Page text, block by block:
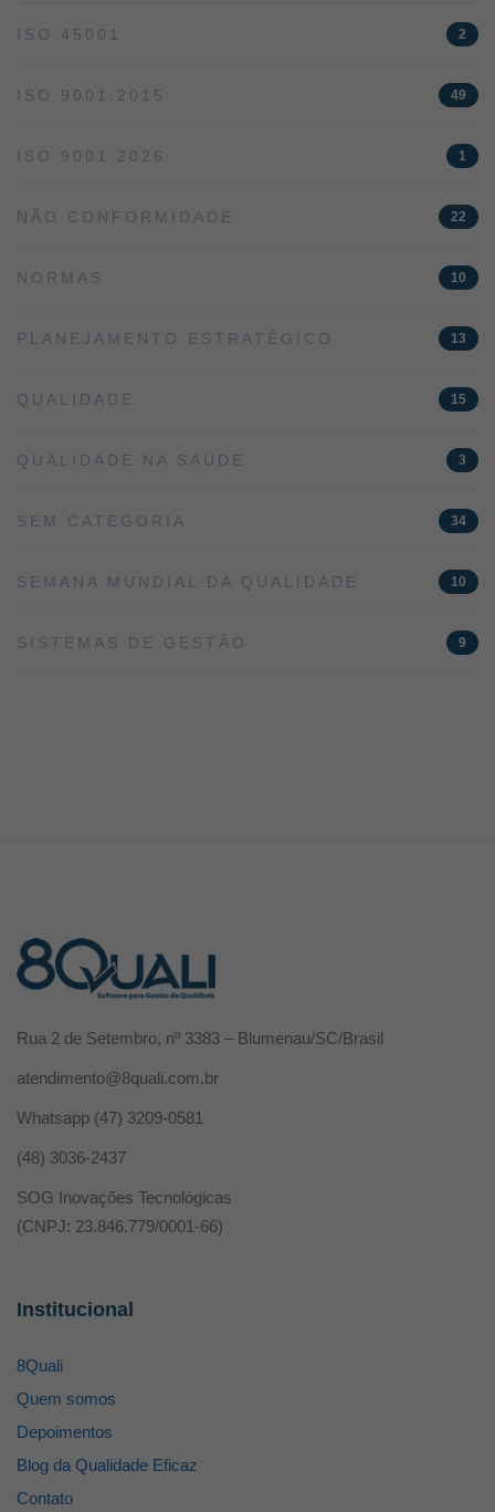
ISO 45001 2
ISO 9001:2015 49
ISO 9001:2026 1
NÃO CONFORMIDADE 22
NORMAS 10
PLANEJAMENTO ESTRATÉGICO 13
QUALIDADE 15
QUALIDADE NA SAÚDE 3
SEM CATEGORIA 34
SEMANA MUNDIAL DA QUALIDADE 10
SISTEMAS DE GESTÃO 9
Rua 2 de Setembro, nº 3383 – Blumenau/SC/Brasil
atendimento@8quali.com.br
Whatsapp (47) 3209-0581
(48) 3036-2437
SOG Inovações Tecnológicas
(CNPJ: 23.846.779/0001-66)
Institucional
8Quali
Quem somos
Depoimentos
Blog da Qualidade Eficaz
Contato